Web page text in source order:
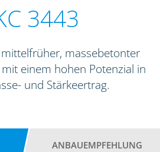
3443
massebetonter
einem hohen Potenzial in
und Stärkeertrag.
ANBAUEMPFEHLUNG